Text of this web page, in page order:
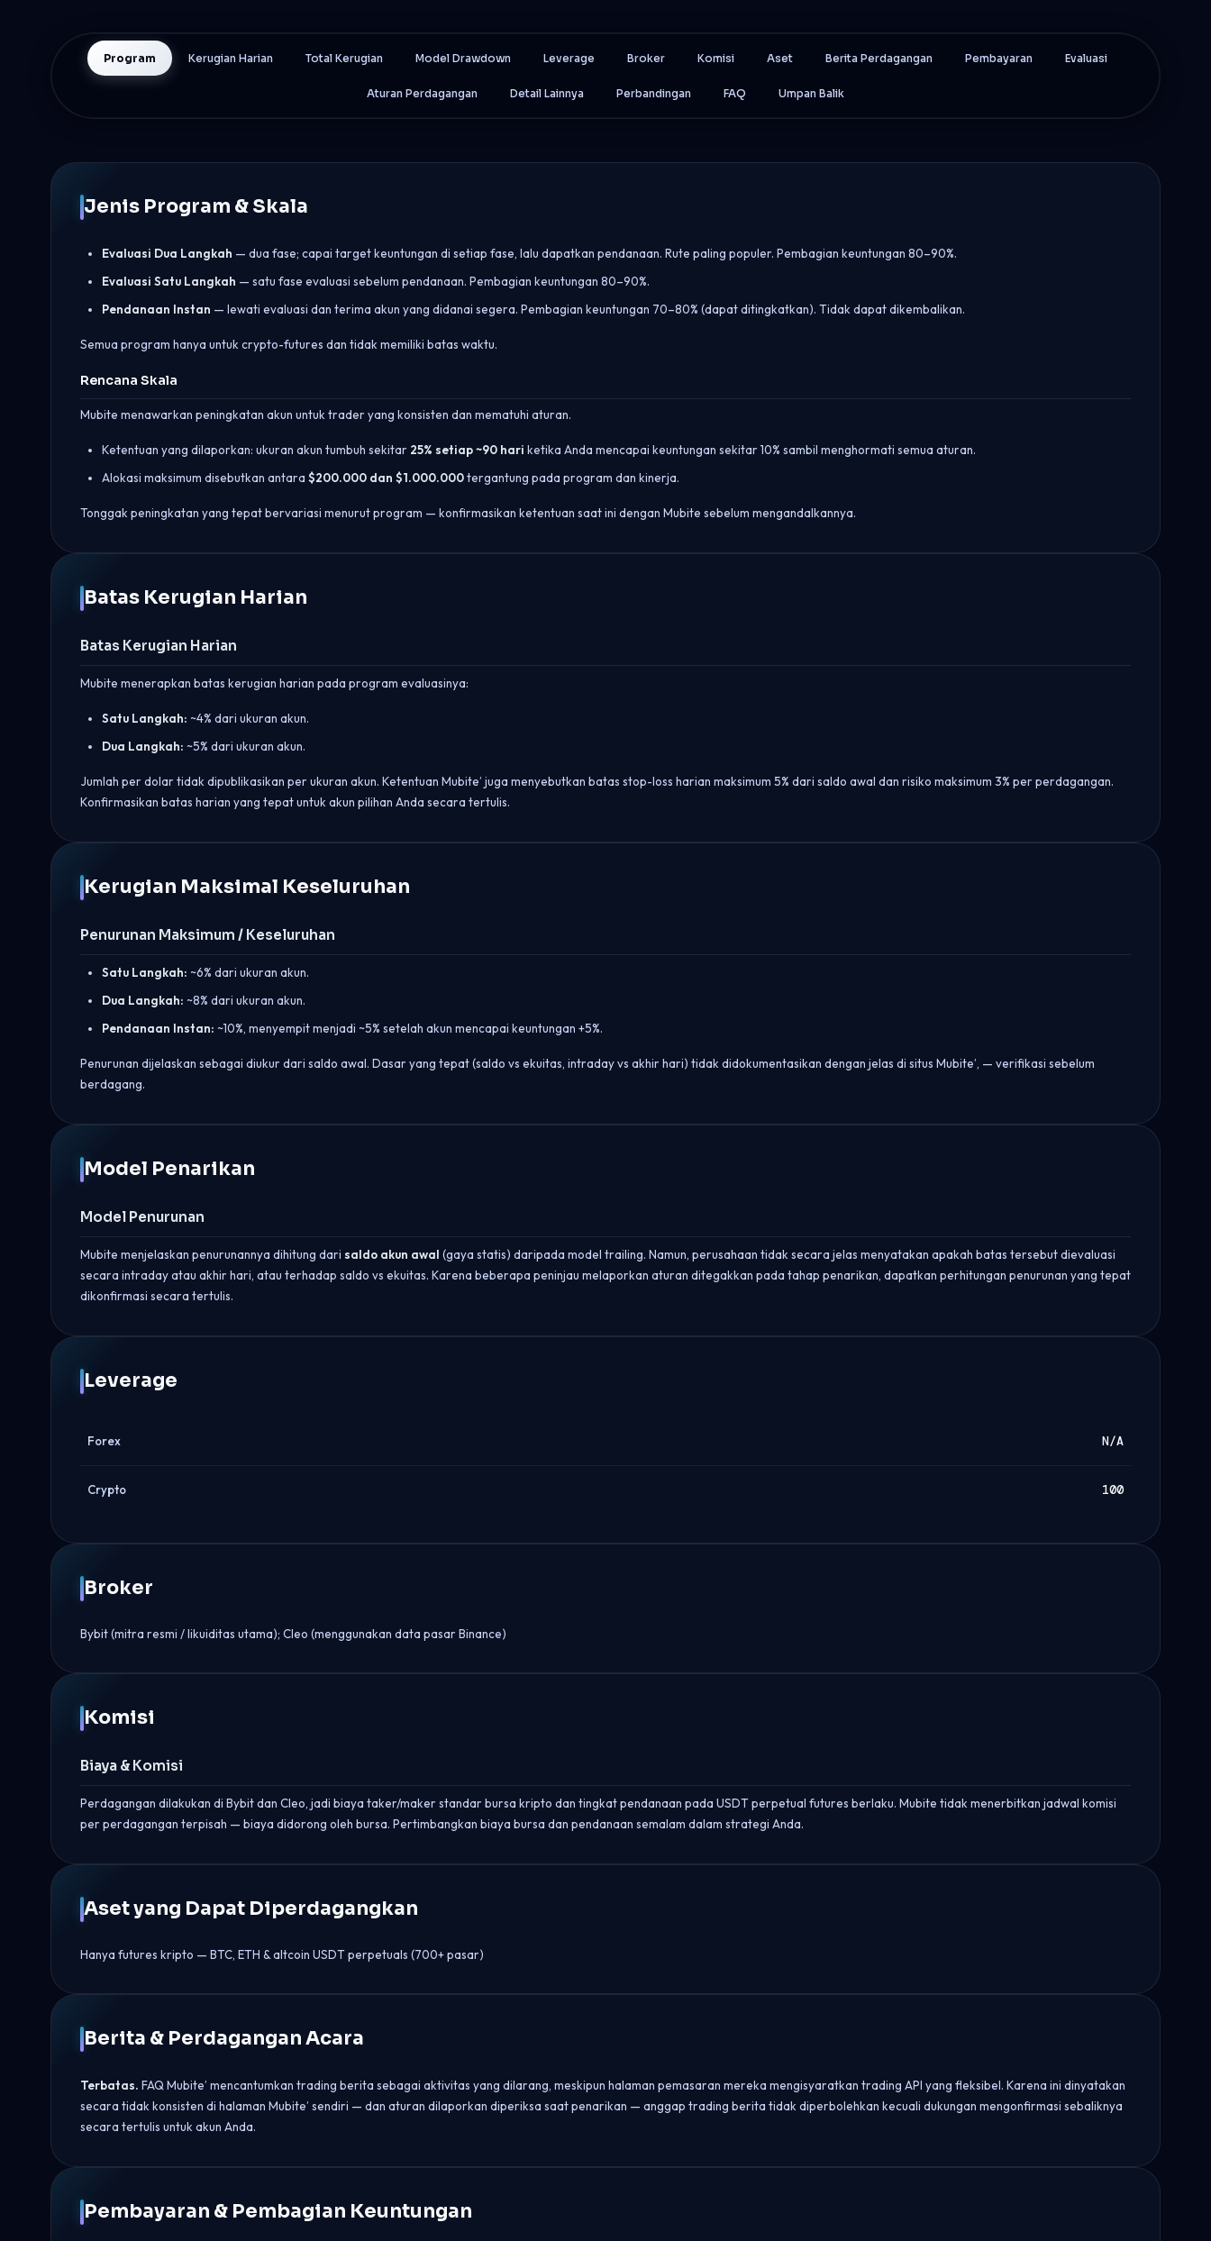
Program Kerugian Harian Total Kerugian Model Drawdown Leverage Broker Komisi Aset Berita Perdagangan Pembayaran Evaluasi
Aturan Perdagangan Detail Lainnya Perbandingan FAQ Umpan Balik
Jenis Program & Skala
Evaluasi Dua Langkah — dua fase; capai target keuntungan di setiap fase, lalu dapatkan pendanaan. Rute paling populer. Pembagian keuntungan 80–90%.
Evaluasi Satu Langkah — satu fase evaluasi sebelum pendanaan. Pembagian keuntungan 80–90%.
Pendanaan Instan — lewati evaluasi dan terima akun yang didanai segera. Pembagian keuntungan 70–80% (dapat ditingkatkan). Tidak dapat dikembalikan.
Semua program hanya untuk crypto-futures dan tidak memiliki batas waktu.
Rencana Skala
Mubite menawarkan peningkatan akun untuk trader yang konsisten dan mematuhi aturan.
Ketentuan yang dilaporkan: ukuran akun tumbuh sekitar 25% setiap ~90 hari ketika Anda mencapai keuntungan sekitar 10% sambil menghormati semua aturan.
Alokasi maksimum disebutkan antara $200.000 dan $1.000.000tergantung pada program dan kinerja.
Tonggak peningkatan yang tepat bervariasi menurut program — konfirmasikan ketentuan saat ini dengan Mubite sebelum mengandalkannya.
Batas Kerugian Harian
Batas Kerugian Harian
Mubite menerapkan batas kerugian harian pada program evaluasinya:
Satu Langkah: ~4% dari ukuran akun.
Dua Langkah: ~5% dari ukuran akun.
Jumlah per dolar tidak dipublikasikan per ukuran akun. Ketentuan Mubite’ juga menyebutkan batas stop-loss harian maksimum 5% dari saldo awal dan risiko maksimum 3% per perdagangan.
Konfirmasikan batas harian yang tepat untuk akun pilihan Anda secara tertulis.
Kerugian Maksimal Keseluruhan
Penurunan Maksimum / Keseluruhan
Satu Langkah: ~6% dari ukuran akun.
Dua Langkah: ~8% dari ukuran akun.
Pendanaan Instan: ~10%, menyempit menjadi ~5% setelah akun mencapai keuntungan +5%.
Penurunan dijelaskan sebagai diukur dari saldo awal. Dasar yang tepat (saldo vs ekuitas, intraday vs akhir hari) tidak didokumentasikan dengan jelas di situs Mubite’, — verifikasi sebelum
berdagang.
Model Penarikan
Model Penurunan
Mubite menjelaskan penurunannya dihitung dari saldo akun awal (gaya statis) daripada model trailing. Namun, perusahaan tidak secara jelas menyatakan apakah batas tersebut dievaluasi
secara intraday atau akhir hari, atau terhadap saldo vs ekuitas. Karena beberapa peninjau melaporkan aturan ditegakkan pada tahap penarikan, dapatkan perhitungan penurunan yang tepat
dikonfirmasi secara tertulis.
Leverage
Forex N/A
Crypto 100
Broker
Bybit (mitra resmi / likuiditas utama); Cleo (menggunakan data pasar Binance)
Komisi
Biaya & Komisi
Perdagangan dilakukan di Bybit dan Cleo, jadi biaya taker/maker standar bursa kripto dan tingkat pendanaan pada USDT perpetual futures berlaku. Mubite tidak menerbitkan jadwal komisi
per perdagangan terpisah — biaya didorong oleh bursa. Pertimbangkan biaya bursa dan pendanaan semalam dalam strategi Anda.
Aset yang Dapat Diperdagangkan
Hanya futures kripto — BTC, ETH & altcoin USDT perpetuals (700+ pasar)
Berita & Perdagangan Acara
Terbatas. FAQ Mubite’ mencantumkan trading berita sebagai aktivitas yang dilarang, meskipun halaman pemasaran mereka mengisyaratkan trading API yang fleksibel. Karena ini dinyatakan
secara tidak konsisten di halaman Mubite’ sendiri — dan aturan dilaporkan diperiksa saat penarikan — anggap trading berita tidak diperbolehkan kecuali dukungan mengonfirmasi sebaliknya
secara tertulis untuk akun Anda.
Pembayaran & Pembagian Keuntungan